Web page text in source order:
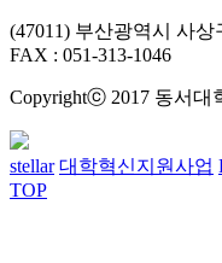
(47011) 부산광역시 사상
FAX : 051-313-1046
Copyrightⓒ 2017 동서대
stellar 대학혁신지원사업
TOP